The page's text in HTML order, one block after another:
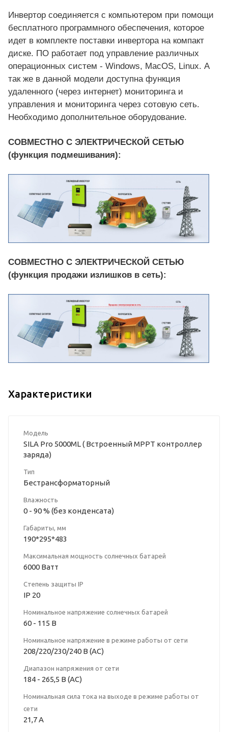
Инвертор соединяется с компьютером при помощи
бесплатного программного обеспечения, которое
идет в комплекте поставки инвертора на компакт
диске. ПО работает под управление различных
операционных систем - Windows, MacOS, Linux. А
так же в данной модели доступна функция
удаленного (через интернет) мониторинга и
управления и мониторинга через сотовую сеть.
Необходимо дополнительное оборудование.
СОВМЕСТНО С ЭЛЕКТРИЧЕСКОЙ СЕТЬЮ
(функция подмешивания):
СОВМЕСТНО С ЭЛЕКТРИЧЕСКОЙ СЕТЬЮ
(функция продажи излишков в сеть):
Характеристики
Модель
SILA Pro 5000ML ( Встроенный MPPT контроллер
заряда)
Тип
Бестрансформаторный
Влажность
0 - 90 % (без конденcата)
Габариты, мм
190*295*483
Максимальная мощность солнечных батарей
6000 Ватт
Степень защиты IP
IP 20
Номинальное напряжение солнечных батарей
60 - 115 В
Номинальное напряжение в режиме работы от сети
208/220/230/240 В (АС)
Диапазон напряжения от сети
184 - 265,5 В (АС)
Номинальная сила тока на выходе в режиме работы от
сети
21,7 А